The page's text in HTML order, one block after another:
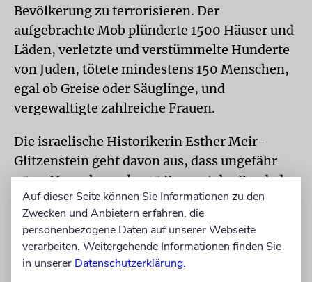
Bevölkerung zu terrorisieren. Der
aufgebrachte Mob plünderte 1500 Häuser und
Läden, verletzte und verstümmelte Hunderte
von Juden, tötete mindestens 150 Menschen,
egal ob Greise oder Säuglinge, und
vergewaltigte zahlreiche Frauen.
Die israelische Historikerin Esther Meir-
Glitzenstein geht davon aus, dass ungefähr
2500 Menschen, also 15 Prozent der Bagdader
Juden, entweder in physischer oder in
materieller Weise von dem Pogrom betroffen
waren. Zahlreiche muslimische Passanten
wurden bei dem Versuch getötet, die Gewalt
Auf dieser Seite können Sie Informationen zu den
Zwecken und Anbietern erfahren, die
personenbezogene Daten auf unserer Webseite
verarbeiten. Weitergehende Informationen finden Sie
in unserer Datenschutzerklärung.